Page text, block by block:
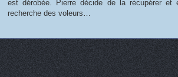
est dérobée. Pierre décide de la récupérer
recherche des voleurs…